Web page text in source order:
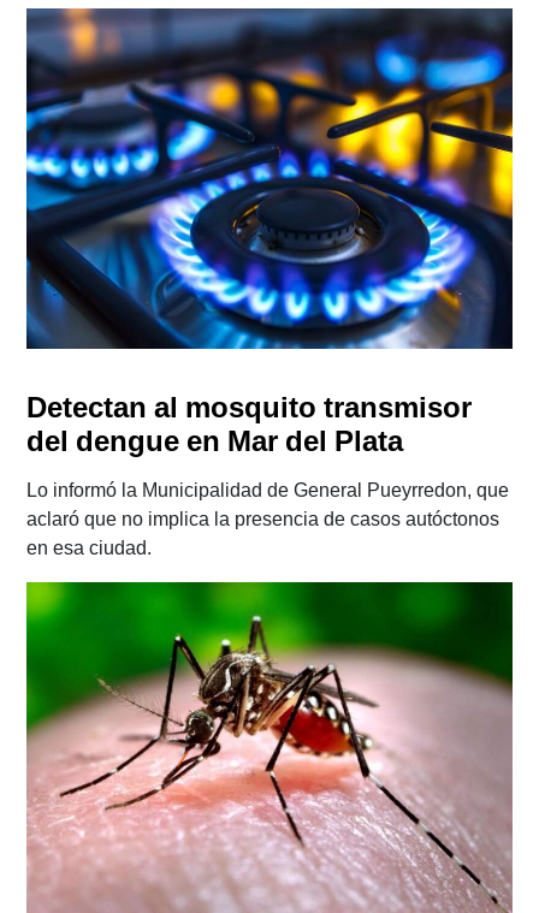
Detectan al mosquito transmisor
del dengue en Mar del Plata
Lo informó la Municipalidad de General Pueyrredon, que
aclaró que no implica la presencia de casos autóctonos
en esa ciudad.